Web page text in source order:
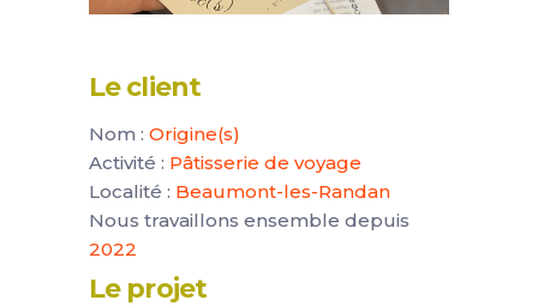
Le client
Nom : Origine(s)
Activité : Pâtisserie de voyage
Localité : Beaumont-les-Randan
Nous travaillons ensemble depuis
2022
Le projet